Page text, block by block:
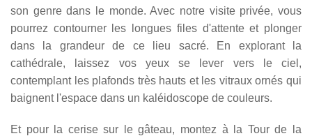
son genre dans le monde. Avec notre visite privée, vous
pourrez contourner les longues files d'attente et plonger
dans la grandeur de ce lieu sacré. En explorant la
cathédrale, laissez vos yeux se lever vers le ciel,
contemplant les plafonds très hauts et les vitraux ornés qui
baignent l'espace dans un kaléidoscope de couleurs.
Et pour la cerise sur le gâteau, montez à la Tour de la